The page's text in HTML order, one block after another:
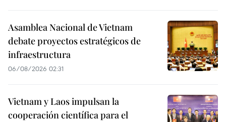
Asamblea Nacional de Vietnam
debate proyectos estratégicos de
infraestructura
06/08/2026 02:31
Vietnam y Laos impulsan la
cooperación científica para el